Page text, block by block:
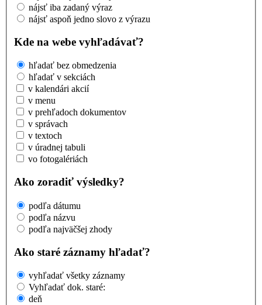
nájsť iba zadaný výraz
nájsť aspoň jedno slovo z výrazu
Kde na webe vyhľadávať?
hľadať bez obmedzenia
hľadať v sekciách
v kalendári akcií
v menu
v prehľadoch dokumentov
v správach
v textoch
v úradnej tabuli
vo fotogalériách
Ako zoradiť výsledky?
podľa dátumu
podľa názvu
podľa najväčšej zhody
Ako staré záznamy hľadať?
vyhľadať všetky záznamy
Vyhľadať dok. staré:
deň